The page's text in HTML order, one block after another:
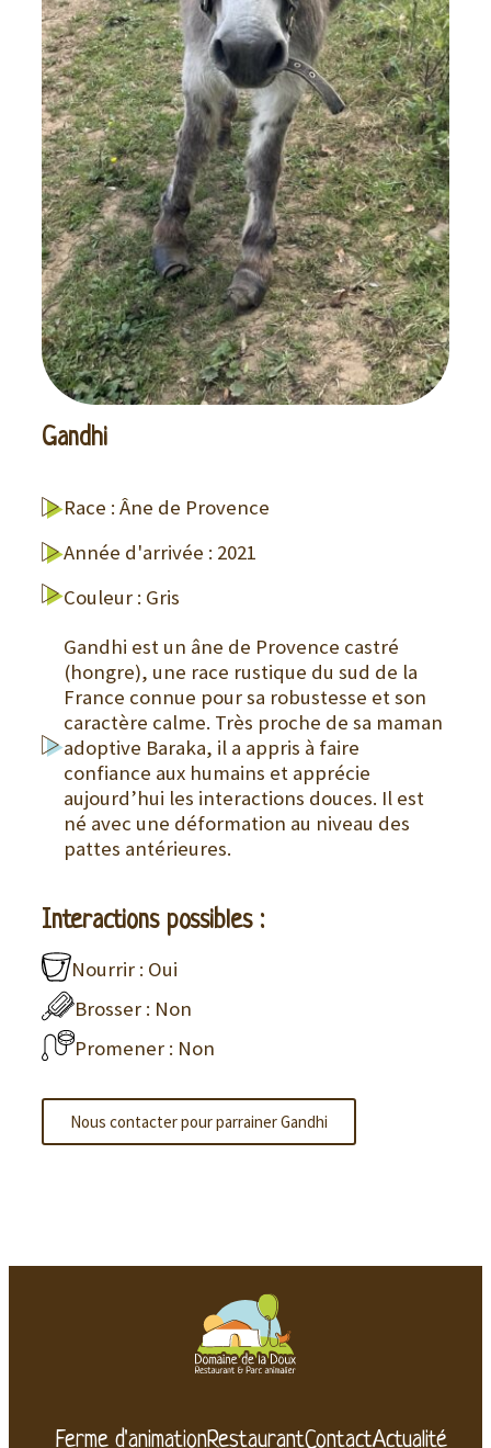
Gandhi
Race : Âne de Provence
Année d'arrivée : 2021
Couleur : Gris
Gandhi est un âne de Provence castré
(hongre), une race rustique du sud de la
France connue pour sa robustesse et son
caractère calme. Très proche de sa maman
adoptive Baraka, il a appris à faire
confiance aux humains et apprécie
aujourd’hui les interactions douces. Il est
né avec une déformation au niveau des
pattes antérieures.
Interactions possibles :
Nourrir : Oui
Brosser : Non
Promener : Non
Nous contacter pour parrainer Gandhi
Ferme d'animationRestaurantContactActualité